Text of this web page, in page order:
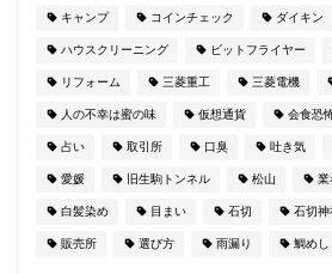
キャンプ コインチェック ダイキン
ハウスクリーニング ビットフライヤー
リフォーム 三菱重工 三菱電機
人の不幸は蜜の味 仮想通貨 会食恐
占い 取引所 口臭 吐き気
愛媛 旧生駒トンネル 松山 業
白髪染め 目まい 石切 石切神
販売所 選び方 雨漏り 鯛めし